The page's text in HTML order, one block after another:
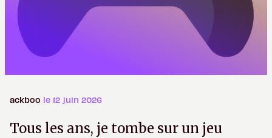
ackboo le 12 juin 2026
Tous les ans, je tombe sur un jeu